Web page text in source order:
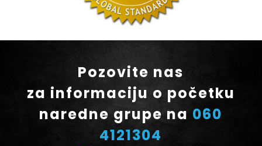
Pozovite nas
za informaciju o početku
naredne grupe na 060
4121304